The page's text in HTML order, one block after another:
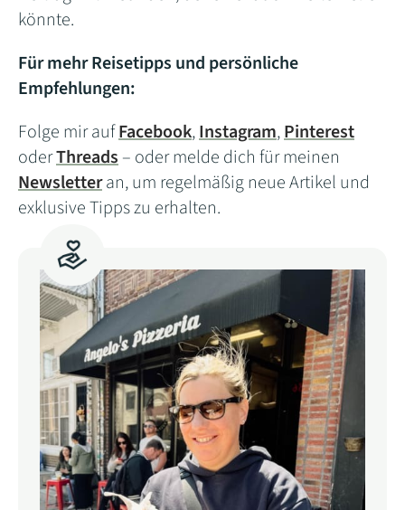
könnte.
Für mehr Reisetipps und persönliche
Empfehlungen:
Folge mir aufFacebook,Instagram,Pinterest
oderThreads– oder melde dich für meinen
Newsletteran, um regelmäßig neue Artikel und
exklusive Tipps zu erhalten.